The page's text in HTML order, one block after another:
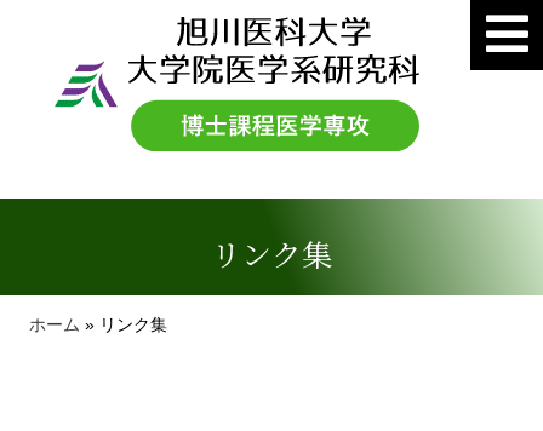
リンク集
ホーム » リンク集